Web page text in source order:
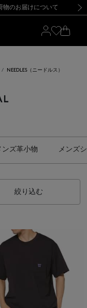
新規登録のお客様も対象！＜MY BARNEYS＞会員のお客様は11,000円（税込）以上のお買上げで常時送料無料！お買い物の際は会員登録を！
【夏季休業に伴う返品・交換承り一時停止のお知らせ】（2026.8.5）
物のお届けについて
・ご注意事項 新規登録のお客様も対象！＜MY BARNEYS＞会員のお客様は11,000円（税込）以上のお買上げで常時送料無料！お買い物の際は会員登録を！
【夏季休業に伴う返品・交換承り一時停止のお知らせ】（2026.8.5）
NEEDLES（ニードルス）
ンズ革小物 メンズ
絞り込む